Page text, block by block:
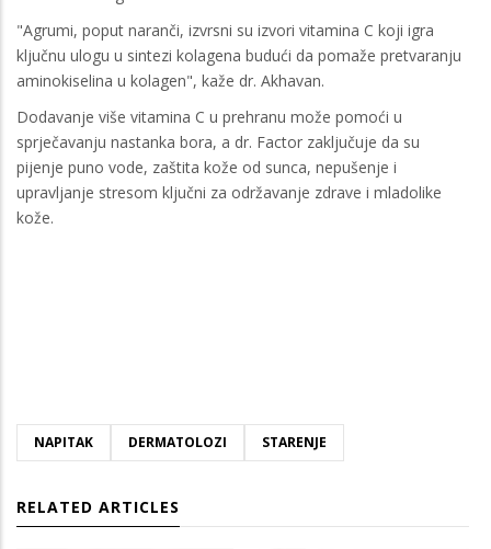
"Agrumi, poput naranči, izvrsni su izvori vitamina C koji igra
ključnu ulogu u sintezi kolagena budući da pomaže pretvaranju
aminokiselina u kolagen", kaže dr. Akhavan.
Dodavanje više vitamina C u prehranu može pomoći u
sprječavanju nastanka bora, a dr. Factor zaključuje da su
pijenje puno vode, zaštita kože od sunca, nepušenje i
upravljanje stresom ključni za održavanje zdrave i mladolike
kože.
NAPITAK DERMATOLOZI STARENJE
RELATED ARTICLES